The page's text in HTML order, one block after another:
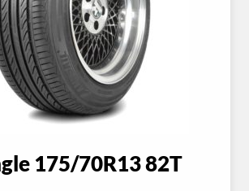
175/70R13 82T